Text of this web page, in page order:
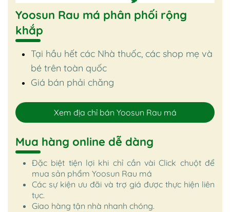
Yoosun Rau má phân phối rộng
khắp
Tại hầu hết các Nhà thuốc, các shop mẹ và
bé trên toàn quốc
Giá bán phải chăng
Xem địa chỉ bán Yoosun Rau má
Mua hàng online dễ dàng
Đặc biệt tiện lợi khi chỉ cần vài Click chuột để
mua sản phẩm Yoosun Rau má
Các sự kiện ưu đãi và trợ giá được thực hiện liên
tục.
Giao hàng tận nhà nhanh chóng.